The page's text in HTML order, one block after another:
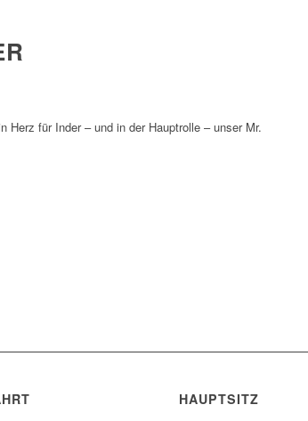
Herz für Inder – und in der Hauptrolle – unser Mr.
HAUPTSITZ